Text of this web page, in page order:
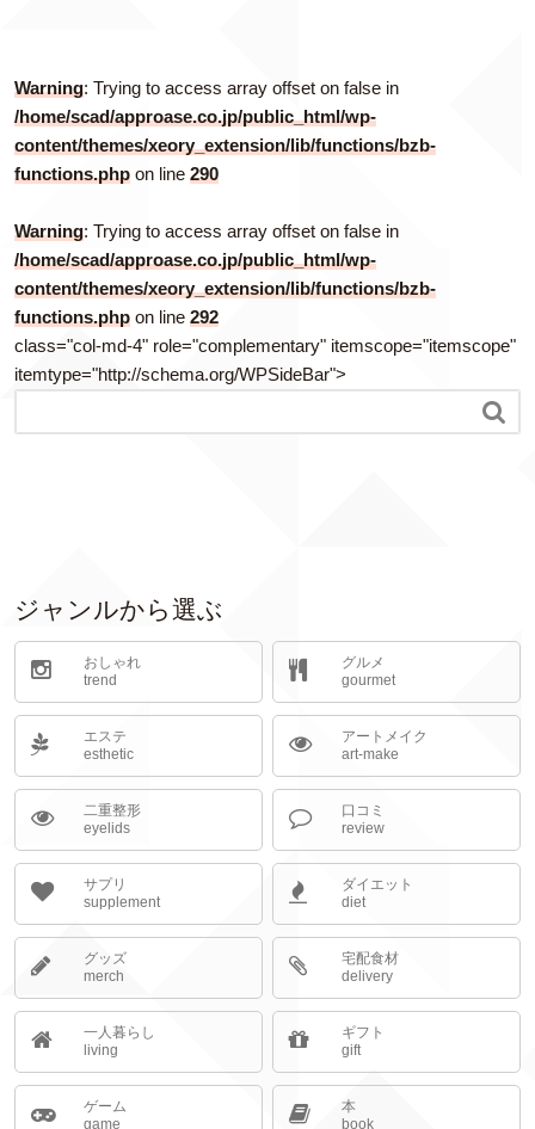
Warning: Trying to access array offset on false in
/home/scad/approase.co.jp/public_html/wp-
content/themes/xeory_extension/lib/functions/bzb-
functions.php on line 290
Warning: Trying to access array offset on false in
/home/scad/approase.co.jp/public_html/wp-
content/themes/xeory_extension/lib/functions/bzb-
functions.php on line 292
class="col-md-4" role="complementary" itemscope="itemscope"
itemtype="http://schema.org/WPSideBar">

ジャンルから選ぶ
おしゃれ
trend
グルメ
gourmet
エステ
esthetic
アートメイク
art-make
二重整形
eyelids
口コミ
review
サプリ
supplement
ダイエット
diet
グッズ
merch
宅配食材
delivery
一人暮らし
living
ギフト
gift
ゲーム
game
本
book